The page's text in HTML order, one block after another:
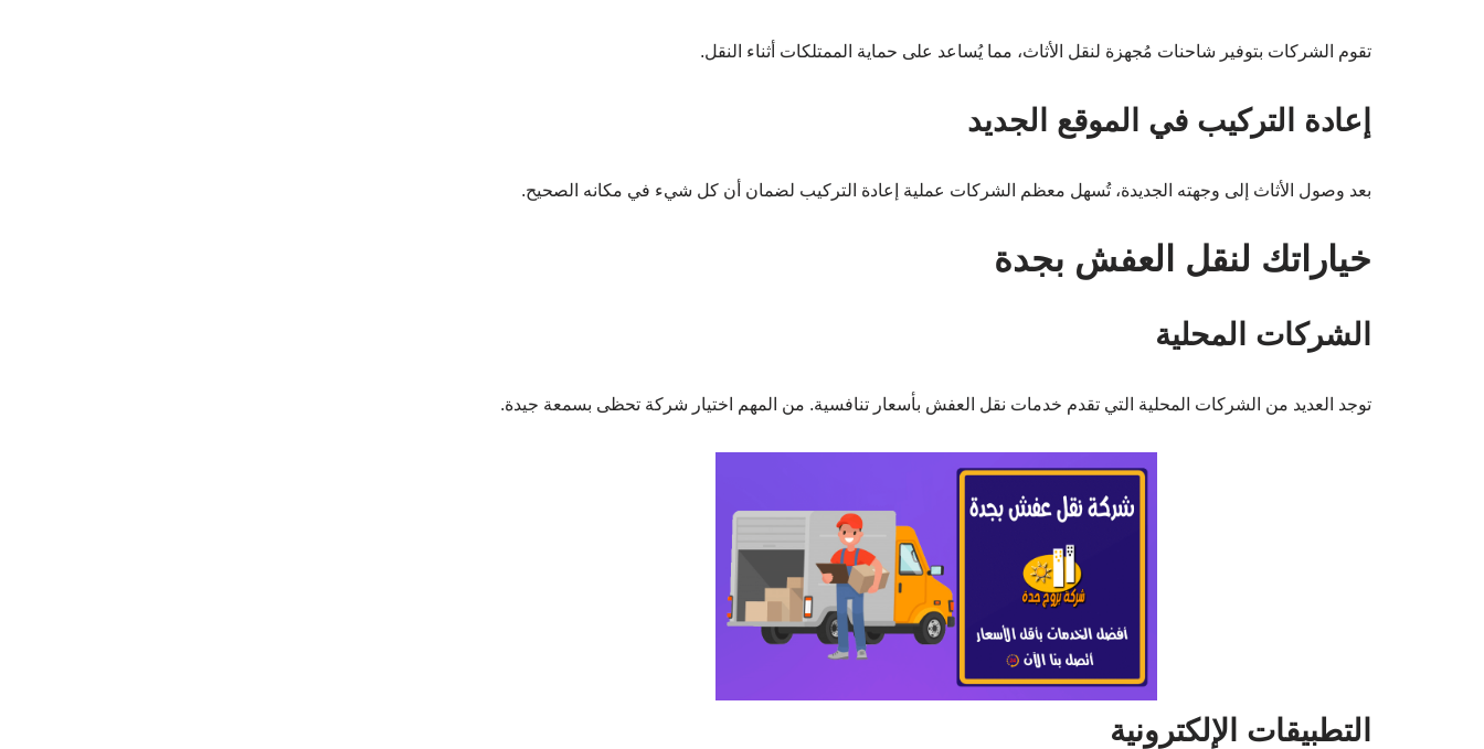
تقوم الشركات بتوفير شاحنات مُجهزة لنقل الأثاث، مما يُساعد على حماية الممتلكات أثناء النقل.
إعادة التركيب في الموقع الجديد
بعد وصول الأثاث إلى وجهته الجديدة، تُسهل معظم الشركات عملية إعادة التركيب لضمان أن كل شيء في مكانه الصحيح.
خياراتك لنقل العفش بجدة
الشركات المحلية
توجد العديد من الشركات المحلية التي تقدم خدمات نقل العفش بأسعار تنافسية. من المهم اختيار شركة تحظى بسمعة جيدة.
التطبيقات الإلكترونية